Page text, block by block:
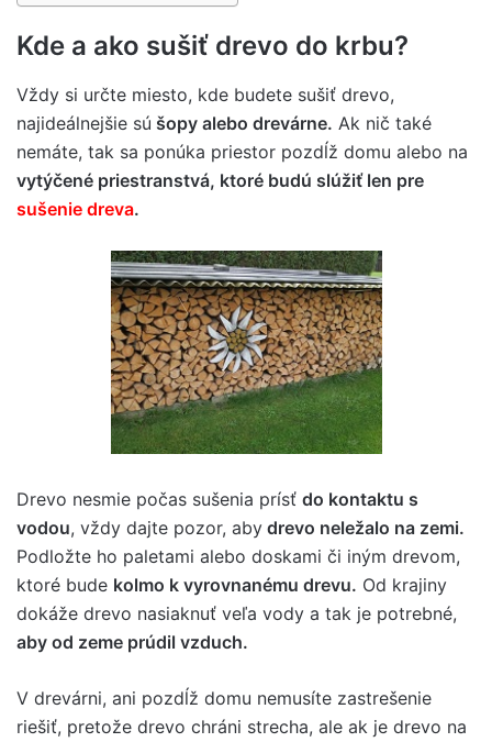
Kde a ako sušiť drevo do krbu?
Vždy si určte miesto, kde budete sušiť drevo,
najideálnejšie sú šopy alebo drevárne. Ak nič také
nemáte, tak sa ponúka priestor pozdĺž domu alebo na
vytýčené priestranstvá, ktoré budú slúžiť len pre
sušenie dreva.
Drevo nesmie počas sušenia prísť do kontaktu s
vodou, vždy dajte pozor, aby drevo neležalo na zemi.
Podložte ho paletami alebo doskami či iným drevom,
ktoré bude kolmo k vyrovnanému drevu. Od krajiny
dokáže drevo nasiaknuť veľa vody a tak je potrebné,
aby od zeme prúdil vzduch.
V drevárni, ani pozdĺž domu nemusíte zastrešenie
riešiť, pretože drevo chráni strecha, ale ak je drevo na